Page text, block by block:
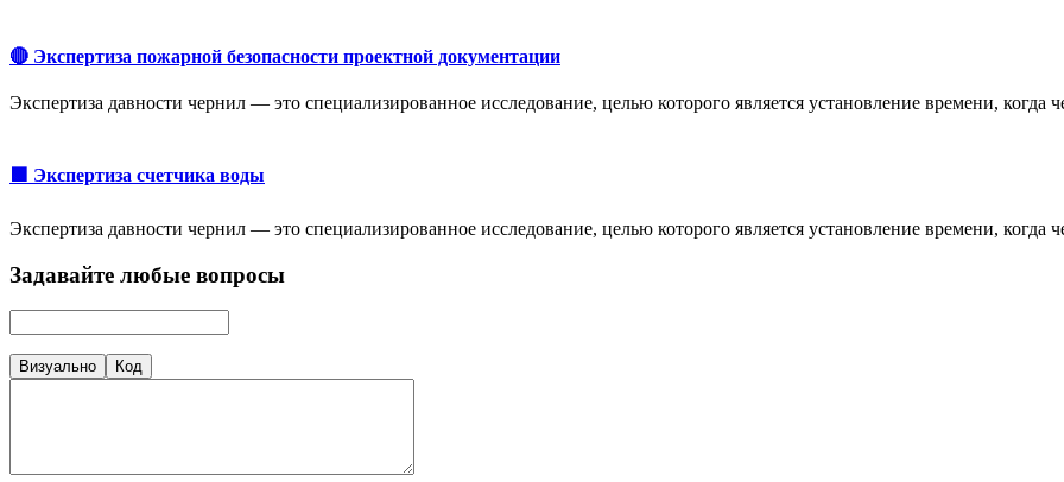
🔴 Экспертиза пожарной безопасности проектной документации
Экспертиза давности чернил — это специализированное исследование, целью которого является установление времени, когда
🟩 Экспертиза счетчика воды
Экспертиза давности чернил — это специализированное исследование, целью которого является установление времени, когда
Задавайте любые вопросы
Визуально Код